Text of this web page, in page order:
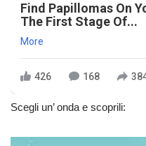
Find Papillomas On
The First Stage Of...
More
426 168
Scegli un’ onda e scoprili: